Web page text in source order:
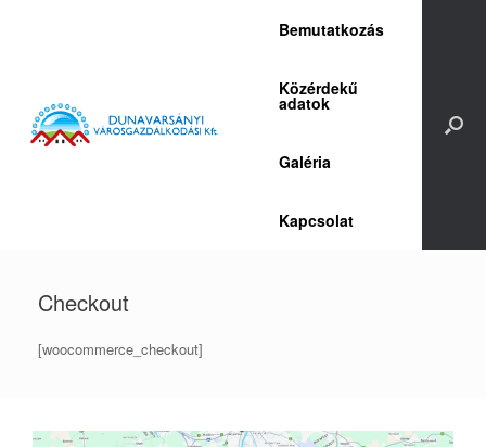
Bemutatkozás
Közérdekű
adatok
Galéria
Kapcsolat
Checkout
[woocommerce_checkout]